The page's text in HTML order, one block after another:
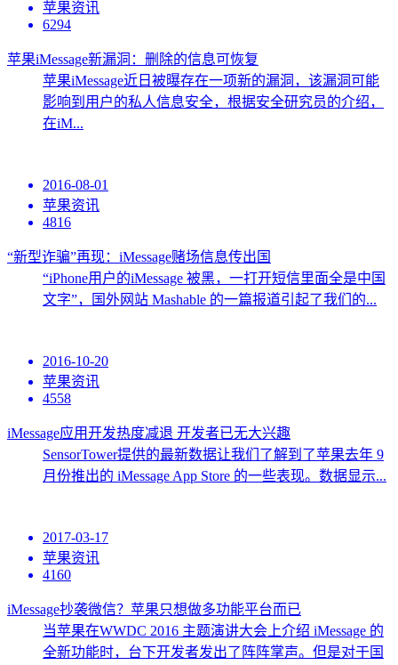
苹果资讯
6294
苹果iMessage新漏洞：删除的信息可恢复
苹果iMessage近日被曝存在一项新的漏洞，该漏洞可能
影响到用户的私人信息安全，根据安全研究员的介绍，
在iM...
2016-08-01
苹果资讯
4816
“新型诈骗”再现：iMessage赌场信息传出国
“iPhone用户的iMessage 被黑，一打开短信里面全是中国
文字”，国外网站 Mashable 的一篇报道引起了我们的...
2016-10-20
苹果资讯
4558
iMessage应用开发热度减退 开发者已无大兴趣
SensorTower提供的最新数据让我们了解到了苹果去年 9
月份推出的 iMessage App Store 的一些表现。数据显示...
2017-03-17
苹果资讯
4160
iMessage抄袭微信？苹果只想做多功能平台而已
当苹果在WWDC 2016 主题演讲大会上介绍 iMessage 的
全新功能时，台下开发者发出了阵阵掌声。但是对于国